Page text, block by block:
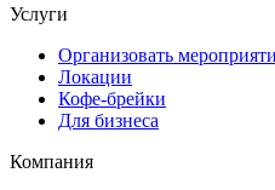
Услуги
Организовать
Локации
Кофе-брейки
Для бизнеса
Компания